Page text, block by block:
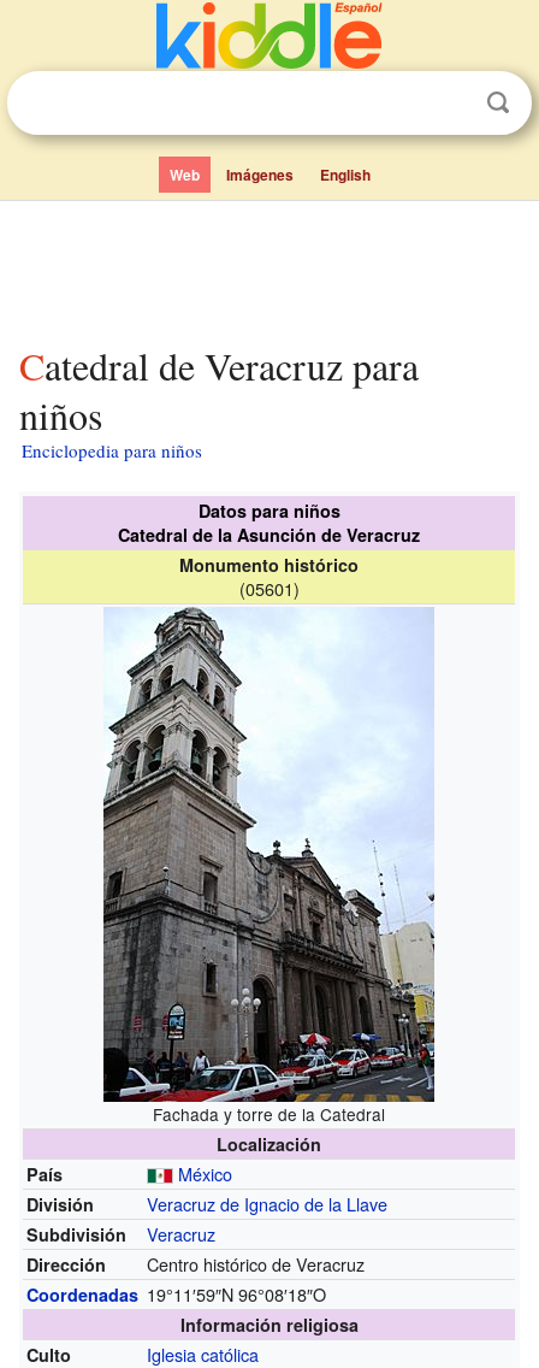
Web Imágenes English
Catedral de Veracruz para
niños
Enciclopedia para niños
Datos para niños
Catedral de la Asunción de Veracruz
Monumento histórico
(05601)
Fachada y torre de la Catedral
Localización
País
México
División Veracruz de Ignacio de la Llave
Subdivisión Veracruz
Dirección Centro histórico de Veracruz
Coordenadas 19°11′59″N96°08′18″O
Información religiosa
Culto
Iglesia católica